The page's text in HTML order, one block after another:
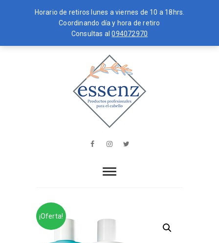
Horario de retiros lunes a viernes de 10 a 18hrs.
Coordinando día y hora de retiro
Consultas al094072970
to
essenz
EL CABELLO
FacebookInstagram
¡Oferta!